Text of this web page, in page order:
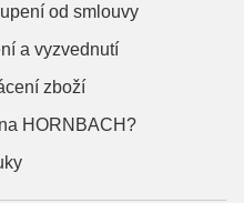
od smlouvy
a vyzvednutí
zboží
HORNBACH?